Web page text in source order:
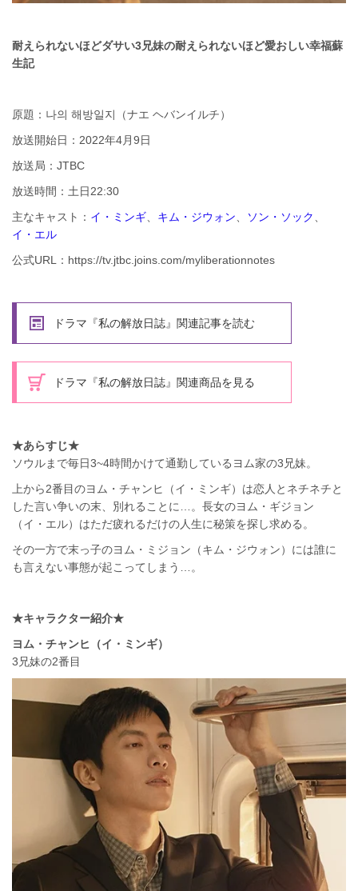
耐えられないほどダサい3兄妹の耐えられないほど愛おしい幸福蘇
生記
原題：나의 해방일지（ナエ ヘバンイルチ）
放送開始日：2022年4月9日
放送局：JTBC
放送時間：土日22:30
主なキャスト： イ・ミンギ、 キム・ジウォン、 ソン・ソック、
イ・エル
公式URL：https://tv.jtbc.joins.com/myliberationnotes
ドラマ『私の解放日誌』関連記事を読む
ドラマ『私の解放日誌』関連商品を見る
★あらすじ★
ソウルまで毎日3~4時間かけて通勤しているヨム家の3兄妹。
上から2番目のヨム・チャンヒ（イ・ミンギ）は恋人とネチネチと
した言い争いの末、別れることに…。長女のヨム・ギジョン
（イ・エル）はただ疲れるだけの人生に秘策を探し求める。
その一方で末っ子のヨム・ミジョン（キム・ジウォン）には誰に
も言えない事態が起こってしまう…。
★キャラクター紹介★
ヨム・チャンヒ（イ・ミンギ）
3兄妹の2番目